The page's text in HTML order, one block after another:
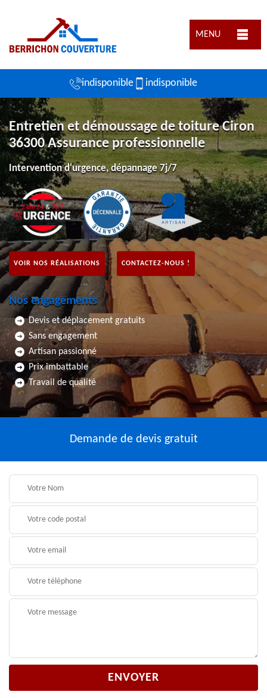
MENU
indisponible indisponible
Entretien et démoussage de toiture Ciron
36300 Assurance professionnelle
Intervention d'urgence, dépannage 7j/7
VOIR NOS RÉALISATIONS CONTACTEZ-NOUS !
Nos engagements
Devis et déplacement gratuits
Sans engagement
Artisan passionné
Prix imbattable
Travail de qualité
Demande de devis gratuit